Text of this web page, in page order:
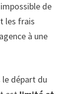
de
les frais
à une
départ du